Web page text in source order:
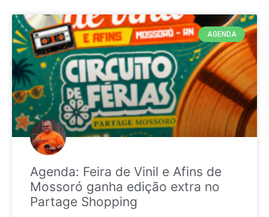
AGENDA
Agenda: Feira de Vinil e Afins de
Mossoró ganha edição extra no
Partage Shopping